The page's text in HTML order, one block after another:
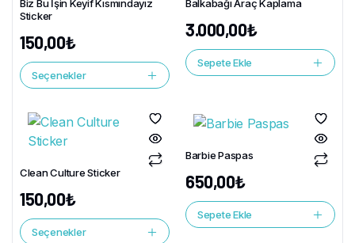
Biz Bu İşin Keyif Kısmındayız
Sticker
150,00₺
Seçenekler
Balkabağı Araç Kaplama
3.000,00₺
Sepete Ekle
Clean Culture Sticker
150,00₺
Seçenekler
Barbie Paspas
650,00₺
Sepete Ekle